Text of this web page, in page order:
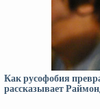
Как русофобия
рассказывает